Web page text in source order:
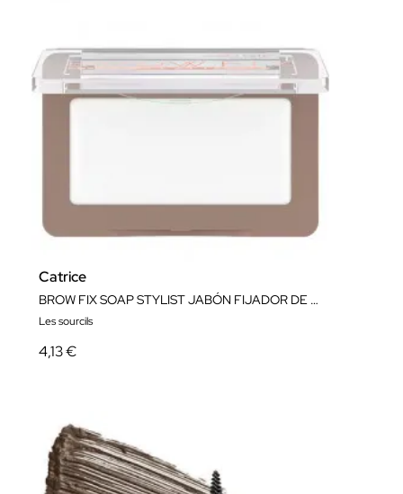
Catrice
BROW FIX SOAP STYLIST JABÓN FIJADOR DE CEJAS
Les sourcils
4,13 €